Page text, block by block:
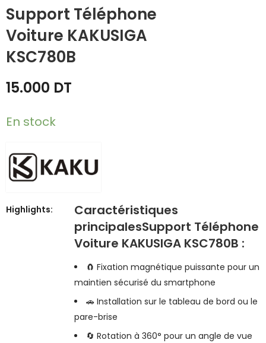
Support Téléphone
Voiture KAKUSIGA
KSC780B
15.000 DT
En stock
Highlights:
Caractéristiques
principalesSupport Téléphone
Voiture KAKUSIGA KSC780B :
🧲 Fixation magnétique puissante pour un
maintien sécurisé du smartphone
🚗 Installation sur le tableau de bord ou le
pare-brise
🔄 Rotation à 360° pour un angle de vue